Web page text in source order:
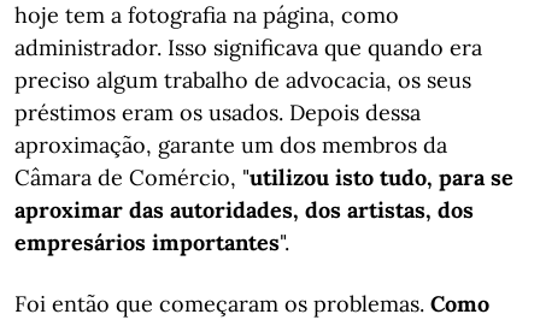
hoje tem a fotografia na página, como
administrador. Isso significava que quando era
preciso algum trabalho de advocacia, os seus
préstimos eram os usados. Depois dessa
aproximação, garante um dos membros da
Câmara de Comércio, "utilizou isto tudo, para se
aproximar das autoridades, dos artistas, dos
empresários importantes".
Foi então que começaram os problemas. Como